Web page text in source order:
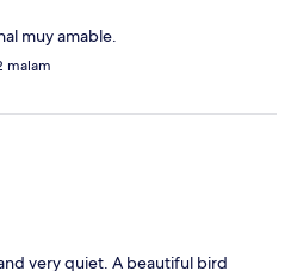
muy amable.
malam
very quiet. A beautiful bird